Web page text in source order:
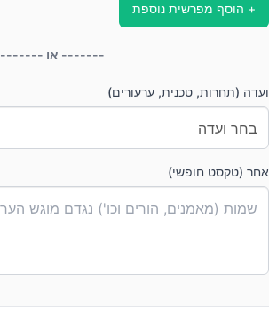
+ הוסף מפרשית נוספת
------- או -------
ועדה (תחרות, טכנית, ערעורים)
אחר (טקסט חופשי)